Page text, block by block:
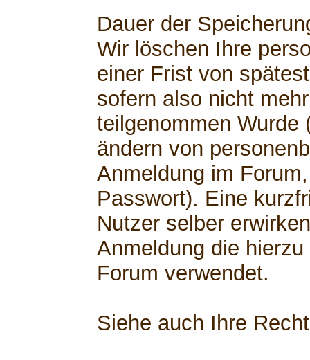
Dauer der
Wir löschen Ihre
einer Frist von
sofern also nicht
teilgenommen Wurde
ändern von
Anmeldung im
Passwort). Eine
Nutzer selber
Anmeldung die
Forum verwendet.
Siehe auch Ihre